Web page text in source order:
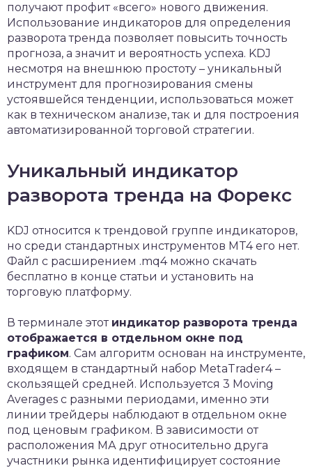
получают профит «всего» нового движения.
Использование индикаторов для определения
разворота тренда позволяет повысить точность
прогноза, а значит и вероятность успеха. KDJ
несмотря на внешнюю простоту – уникальный
инструмент для прогнозирования смены
устоявшейся тенденции, использоваться может
как в техническом анализе, так и для построения
автоматизированной торговой стратегии.
Уникальный индикатор
разворота тренда на Форекс
KDJ относится к трендовой группе индикаторов,
но среди стандартных инструментов MT4 его нет.
Файл с расширением .mq4 можно скачать
бесплатно в конце статьи и установить на
торговую платформу.
В терминале этот индикатор разворота тренда
отображается в отдельном окне под
графиком. Сам алгоритм основан на инструменте,
входящем в стандартный набор MetaTrader4 –
скользящей средней. Используется 3 Moving
Averages с разными периодами, именно эти
линии трейдеры наблюдают в отдельном окне
под ценовым графиком. В зависимости от
расположения МА друг относительно друга
участники рынка идентифицирует состояние